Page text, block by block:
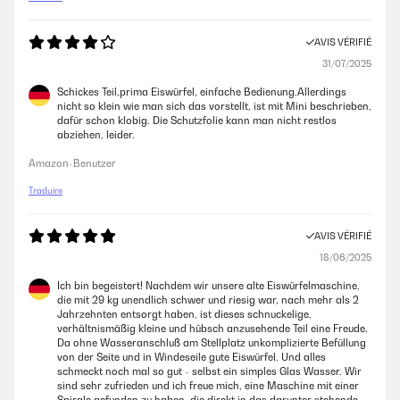
AVIS VÉRIFIÉ
02/10/2021
sempre, dopo vari tentativi e riaccensioni come da manuale,
e istruzioni per la resa in riparazione, PENSAVO di dover attendere
sempre speranzoso ma dubbioso dei tempi ...... dopo 7/8 gg dal RESO,
arrivato un NUVO fabbricatore ,provato, tutto OK. consiglio e ribadisco
Utente Amazon
AVIS VÉRIFIÉ
31/07/2025
Schickes Teil,prima Eiswürfel, einfache Bedienung.Allerdings
nicht so klein wie man sich das vorstellt, ist mit Mini beschrieben,
dafür schon klobig. Die Schutzfolie kann man nicht restlos
abziehen, leider.
Amazon-Benutzer
Traduire
AVIS VÉRIFIÉ
18/06/2025
Ich bin begeistert! Nachdem wir unsere alte Eiswürfelmaschine,
die mit 29 kg unendlich schwer und riesig war, nach mehr als 2
Jahrzehnten entsorgt haben, ist dieses schnuckelige,
verhältnismäßig kleine und hübsch anzusehende Teil eine Freude.
Da ohne Wasseranschluß am Stellplatz unkomplizierte Befüllung
von der Seite und in Windeseile gute Eiswürfel. Und alles
schmeckt noch mal so gut - selbst ein simples Glas Wasser. Wir
sind sehr zufrieden und ich freue mich, eine Maschine mit einer